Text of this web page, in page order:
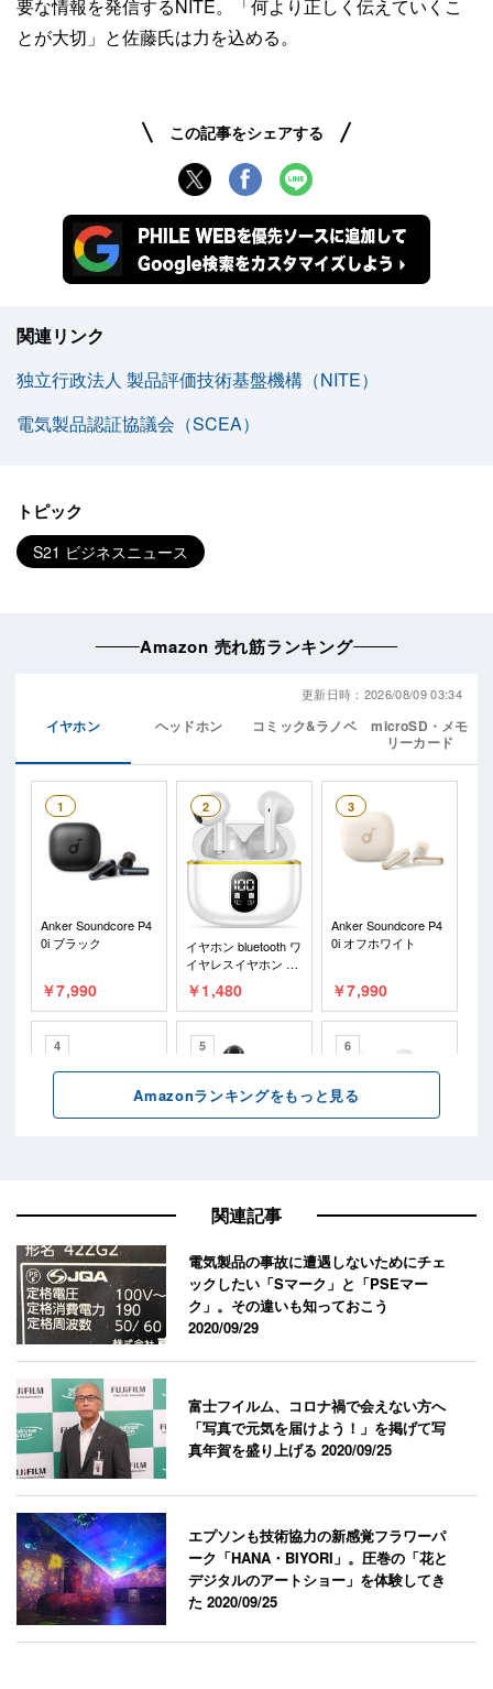
要な情報を発信するNITE。「何より正しく伝えていくこ
とが大切」と佐藤氏は力を込める。
この記事をシェアする
関連リンク
独立行政法人 製品評価技術基盤機構（NITE）
電気製品認証協議会（SCEA）
トピック
S21 ビジネスニュース
関連記事
電気製品の事故に遭遇しないためにチェ
ックしたい「Sマーク」と「PSEマー
ク」。その違いも知っておこう
2020/09/29
富士フイルム、コロナ禍で会えない方へ
「写真で元気を届けよう！」を掲げて写
真年賀を盛り上げる2020/09/25
エプソンも技術協力の新感覚フラワーパ
ーク「HANA・BIYORI」。圧巻の「花と
デジタルのアートショー」を体験してき
た2020/09/25